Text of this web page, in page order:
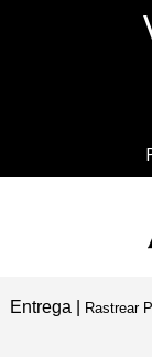
Entrega | Rastrear